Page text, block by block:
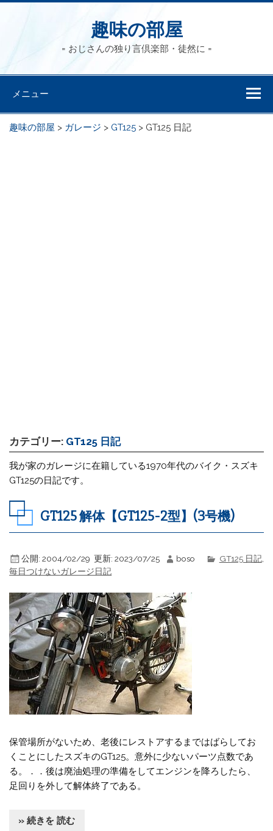
趣味の部屋
= おじさんの独り言倶楽部・徒然に =
メニュー
趣味の部屋 > ガレージ > GT125 > GT125 日記
カテゴリー: GT125 日記
我が家のガレージに在籍している1970年代のバイク・スズキ
GT125の日記です。
GT125 解体【GT125-2型】(3号機)
公開: 2004/02/29 更新: 2023/07/25 boso GT125 日記,
毎日つけないガレージ日記
保管場所がないため、老後にレストアするまではばらしてお
くことにしたスズキのGT125。意外に少ないパーツ点数であ
る。．．後は廃油処理の準備をしてエンジンを降ろしたら、
足回りを外して解体終了である。
» 続きを 読む